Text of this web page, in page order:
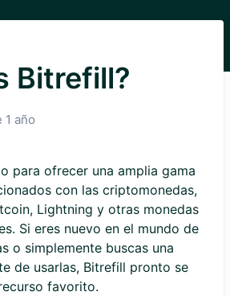
Bitrefill?
1 año
para ofrecer una amplia gama
con las criptomonedas,
Lightning y otras monedas
Si eres nuevo en el mundo de
o simplemente buscas una
de usarlas, Bitrefill pronto se
favorito.